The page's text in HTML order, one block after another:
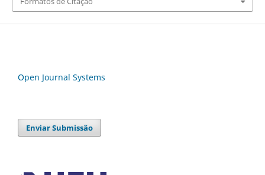
Open Journal Systems
Enviar Submissão